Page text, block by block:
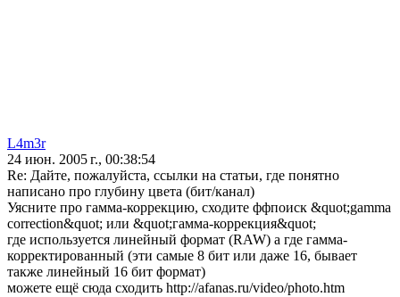
L4m3r
24 июн. 2005 г., 00:38:54
Re: Дайте, пожалуйста, ссылки на статьи, где понятно
написано про глубину цвета (бит/канал)
Уясните про гамма-коррекцию, сходите ффпоиск &quot;gamma
correction&quot; или &quot;гамма-коррекция&quot;
где используется линейный формат (RAW) а где гамма-
корректированный (эти самые 8 бит или даже 16, бывает
также линейный 16 бит формат)
можете ещё сюда сходить http://afanas.ru/video/photo.htm